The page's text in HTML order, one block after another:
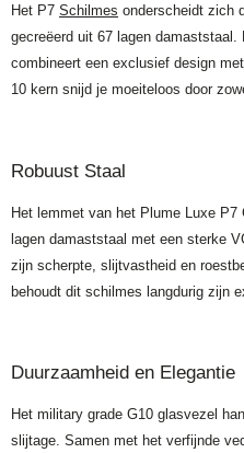
Het P7 Schilmes onderscheidt zich
gecreëerd uit 67 lagen
combineert een exclusief design
10 kern snijd je moeiteloos door
Robuust Staal
Het lemmet van het Plume Luxe P7
lagen damaststaal met een sterke
zijn scherpte, slijtvastheid en
behoudt dit schilmes langdurig zijn
Duurzaamheid en Elegantie
Het military grade G10 glasvezel
slijtage. Samen met het verfijnde